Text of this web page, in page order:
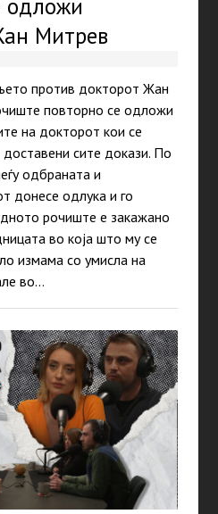
одложи
Митрев
против докторот Жан
повторно се одложи
на докторот кои се
сите докази. По
одбраната и
донесе одлука и го
рочиште е закажано
во која што му се
измама со умисла на
во…